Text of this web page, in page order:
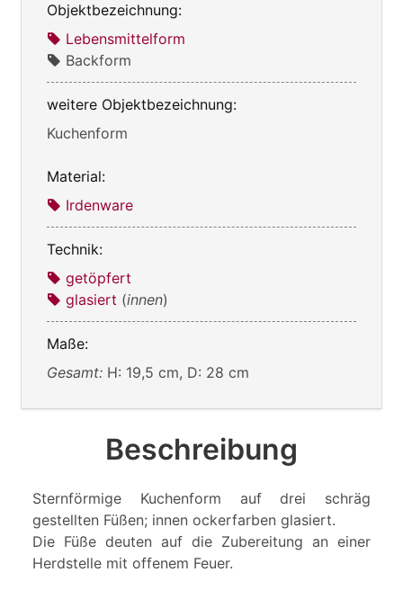
Objektbezeichnung:
Lebensmittelform
Backform
weitere Objektbezeichnung:
Kuchenform
Material:
Irdenware
Technik:
getöpfert
glasiert (innen)
Maße:
Gesamt: H: 19,5 cm, D: 28 cm
Beschreibung
Sternförmige Kuchenform auf drei schräg
gestellten Füßen; innen ockerfarben glasiert.
Die Füße deuten auf die Zubereitung an einer
Herdstelle mit offenem Feuer.